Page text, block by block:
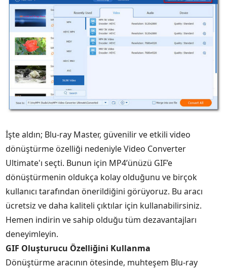
İşte aldın; Blu-ray Master, güvenilir ve etkili video
dönüştürme özelliği nedeniyle Video Converter
Ultimate'ı seçti. Bunun için MP4’ünüzü GIF’e
dönüştürmenin oldukça kolay olduğunu ve birçok
kullanıcı tarafından önerildiğini görüyoruz. Bu aracı
ücretsiz ve daha kaliteli çıktılar için kullanabilirsiniz.
Hemen indirin ve sahip olduğu tüm dezavantajları
deneyimleyin.
GIF Oluşturucu Özelliğini Kullanma
Dönüştürme aracının ötesinde, muhteşem Blu-ray